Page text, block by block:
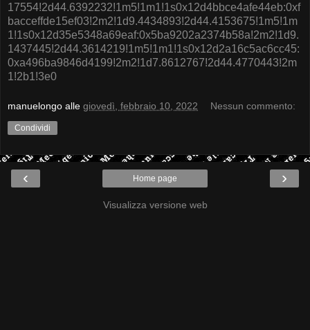
17554!2d44.6392232!1m5!1m1!1s0x12d4bbce4afe44eb:0xf
bacceffde15ef03!2m2!1d9.4434893!2d44.4153675!1m5!1m
1!1s0x12d35e5348a69eaf:0x5ba9202a2374b58a!2m2!1d9.
1437445!2d44.3614219!1m5!1m1!1s0x12d2a16c5ac6cc45:
0xa496ba9846d4199!2m2!1d7.8612767!2d44.4770443!2m
1!2b1!3e0
manuelongo alle giovedì, febbraio 10, 2022 Nessun commento:
Condividi
‹ ›
Home page
Visualizza versione web